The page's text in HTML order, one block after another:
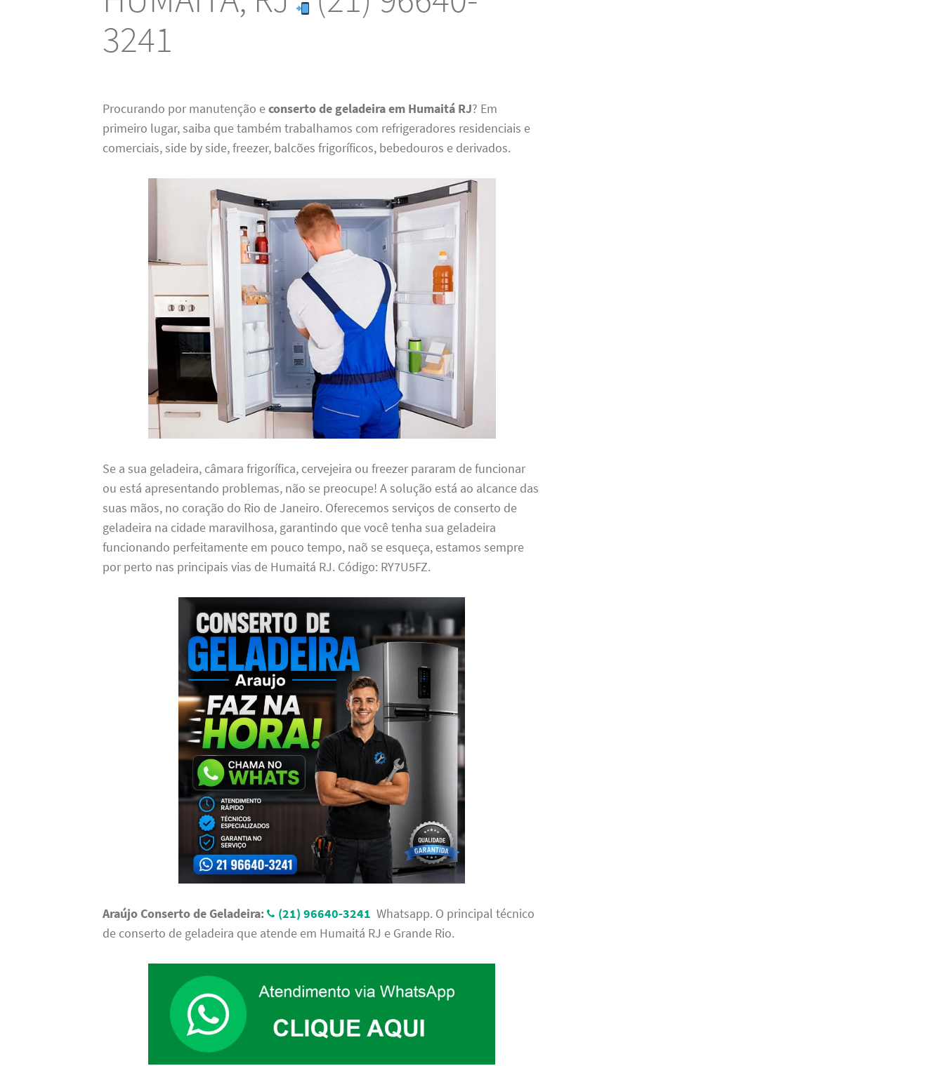
3241
Procurando por manutenção econserto de geladeira em Humaitá RJ? Em
primeiro lugar, saiba que também trabalhamos com refrigeradores residenciais e
comerciais, side by side, freezer, balcões frigoríficos, bebedouros e derivados.
Se a sua geladeira, câmara frigorífica, cervejeira ou freezer pararam de funcionar
ou está apresentando problemas, não se preocupe! A solução está ao alcance das
suas mãos, no coração do Rio de Janeiro. Oferecemos serviços de conserto de
geladeira na cidade maravilhosa, garantindo que você tenha sua geladeira
funcionando perfeitamente em pouco tempo, naõ se esqueça, estamos sempre
por perto nas principais vias de Humaitá RJ. Código: RY7U5FZ.
Araújo Conserto de Geladeira: (21) 96640-3241 Whatsapp. O principal técnico
de conserto de geladeira que atende em Humaitá RJ e Grande Rio.